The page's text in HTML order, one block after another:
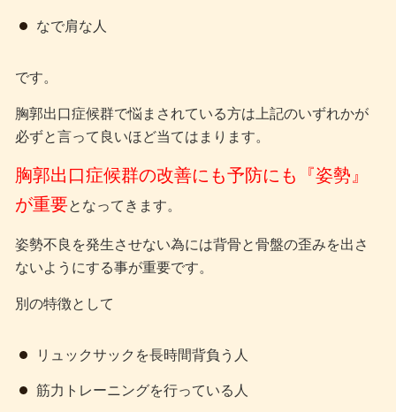
なで肩な人
です。
胸郭出口症候群で悩まされている方は上記のいずれかが
必ずと言って良いほど当てはまります。
胸郭出口症候群の改善にも予防にも『姿勢』
が重要となってきます。
姿勢不良を発生させない為には背骨と骨盤の歪みを出さ
ないようにする事が重要です。
別の特徴として
リュックサックを長時間背負う人
筋力トレーニングを行っている人